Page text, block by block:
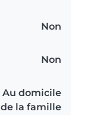
Non
Non
Au domicile
de la famille